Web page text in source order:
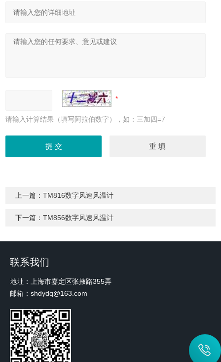
请输入计算结果（填写阿拉伯数字），如：三加四=7
上一篇：TM816数字风速风温计
下一篇：TM856数字风速风温计
联系我们
地址：上海市嘉定区张掖路355弄
邮箱：shdydq@163.com